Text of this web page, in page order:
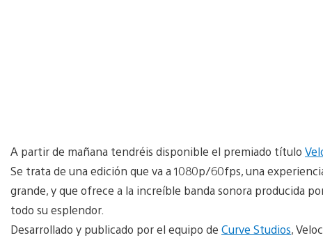
A partir de mañana tendréis disponible el premiado título
Se trata de una edición que va a 1080p/60fps, una
grande, y que ofrece a la increíble banda sonora producida
todo su esplendor.
Desarrollado y publicado por el equipo de Curve Studios,